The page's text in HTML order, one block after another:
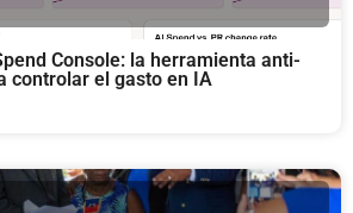
Console: la herramienta anti-
controlar el gasto en IA